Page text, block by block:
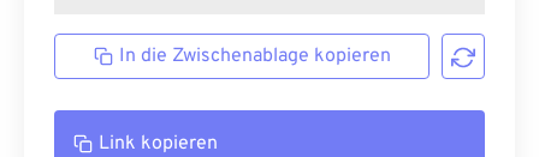
In die Zwischenablage kopieren
Link kopieren